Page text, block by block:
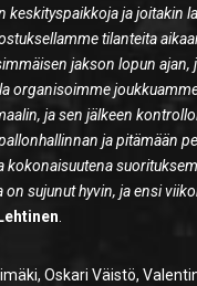
keskityspaikkoja ja joitakin
tilanteita
jakson lopun
organisoimme
ja sen jälkeen
ja pitämään
sujunut hyvin, ja ensi
.
Oskari Väistö,